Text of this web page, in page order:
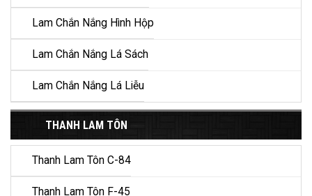
Lam Chắn Nắng Hình Hộp
Lam Chắn Nắng Lá Sách
Lam Chắn Nắng Lá Liễu
THANH LAM TÔN
Thanh Lam Tôn C-84
Thanh Lam Tôn F-45